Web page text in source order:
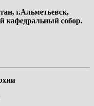
г.Альметьевск,
кафедральный собор.